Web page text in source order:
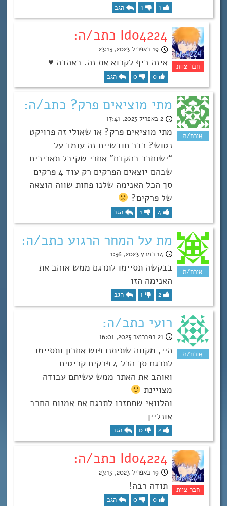
1
1 הגב
Ido4224 כתב/ה:
19 באפריל 2023, 23:13
איזה כיף לקרוא את זה. באהבה ♥
0
0 הגב
מתי מוציאים פרק? כתב/ה:
2 באפריל 2023, 17:41
מתי מוציאים פרק? או שאולי זה פרויקט
נטוש? כבר חודשיים זה עומד על
“ישוחרר בהקדם” אחרי שקיבל תאריכים
שבהם יוצאים הפרקים רק עוד 4 פרקים
סך הכל האנימה שלנו פחות שווה הוצאה
של פרקים?
4
1 הגב
מת על המחר הרגוע כתב/ה:
14 במרץ 2023, 1:36
בבקשה תסיימו לתרגם ממש אוהב את
האנימה הזו
2
1 הגב
רועי כתב/ה:
21 בפברואר 2023, 16:01
היי, מקווה שתיתנו פוש אחרון ותסיימו
לתרגם סך הכל 4 פרקים קריטים
ואוהב את האתר ממש עשיתם עבודה
מצויינת
והלוואי שתחזרו לתרגם את אמנות החרב
אונליין
2
0 הגב
Ido4224 כתב/ה:
19 באפריל 2023, 23:13
תודה רבה!
0
0 הגב